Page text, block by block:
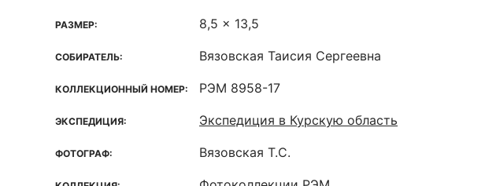
РАЗМЕР: 8,5 x 13,5
СОБИРАТЕЛЬ: Вязовская Таисия Сергеевна
КОЛЛЕКЦИОННЫЙ НОМЕР: РЭМ 8958-17
ЭКСПЕДИЦИЯ: Экспедиция в Курскую область
ФОТОГРАФ: Вязовская Т.С.